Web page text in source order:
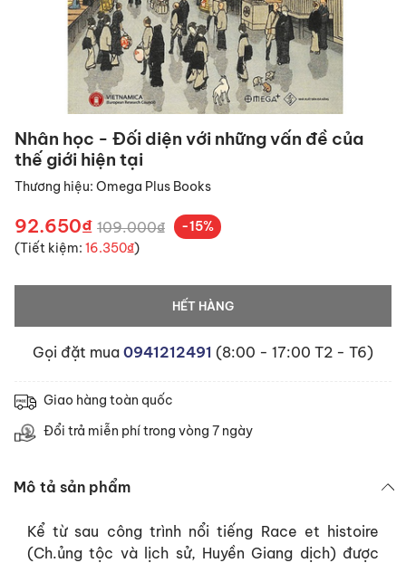
Nhân học - Đối diện với những vấn đề của
thế giới hiện tại
Thương hiệu: Omega Plus Books
92.650₫ 109.000₫
-15%
(Tiết kiệm: 16.350₫)
HẾT HÀNG
Gọi đặt mua 0941212491 (8:00 - 17:00 T2 - T6)
Giao hàng toàn quốc
Đổi trả miễn phí trong vòng 7 ngày
Mô tả sản phẩm
Kể từ sau công trình nổi tiếng Race et histoire
(Ch.ủng tộc và lịch sử, Huyền Giang dịch) được